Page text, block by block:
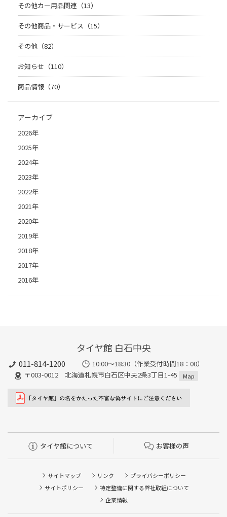
その他カー用品関連（13）
その他商品・サービス（15）
その他（82）
お知らせ（110）
商品情報（70）
アーカイブ
2026年
2025年
2024年
2023年
2022年
2021年
2020年
2019年
2018年
2017年
2016年
タイヤ館 白石中央
011-814-1200
10:00～18:30（作業受付時間18：00）
〒003-0012 北海道札幌市白石区中央2条3丁目1-45
Map
タイヤ館について お客様の声
サイトマップ リンク
プライバシーポリシー
サイトポリシー
特定整備に関する弊社取組について
企業情報